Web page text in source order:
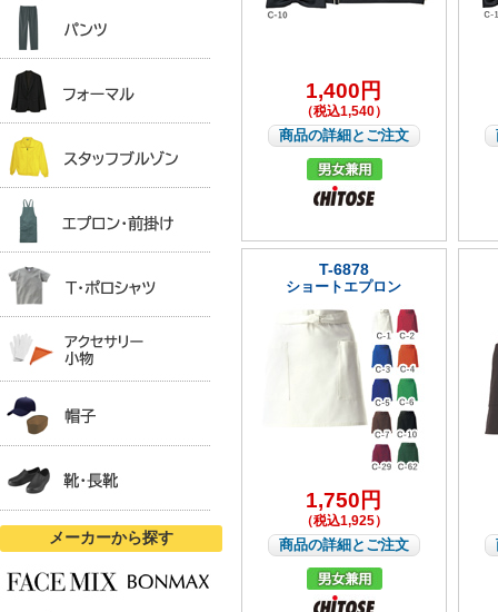
メーカーから探す
1,400円
（税込1,540）
商品の詳細とご注文
T-6878
ショートエプロン
1,750円
（税込1,925）
商品の詳細とご注文